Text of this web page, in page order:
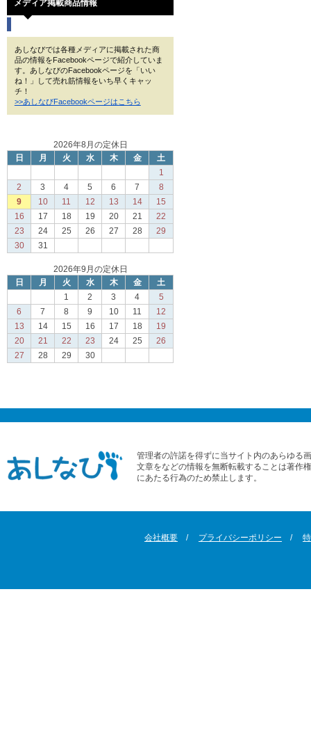
メディア掲載商品情報
あしなびでは各種メディアに掲載された商
品の情報をFacebookページで紹介していま
す。あしなびのFacebookページを「いい
ね！」して売れ筋情報をいち早くキャッ
チ！
>>あしなびFacebookページはこちら
2026年8月の定休日
日
月 火 水 木 金
土
1
2
3 4 5 6 7
8
9
10 11 12 13 14
15
16
17 18 19 20 21
22
23
24 25 26 27 28
29
30
31
2026年9月の定休日
日
月 火 水 木 金
土
1
2 3 4
5
6
7 8 9 10 11
12
13
14 15 16 17 18
19
20
21 22 23 24 25
26
27
28 29 30
管理者の許諾を得ずに当サイト内のあらゆる
文章をなどの情報を無断転載することは著作
にあたる行為のため禁止します。
会社概要 プライバシーポリシー